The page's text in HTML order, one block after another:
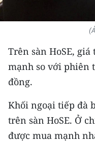
TRI THỨC CHUYÊN
54 DÂN TỘC VIỆT NAM
CHƯƠNG TRÌNH
RADIO
Trên sàn HoSE,
mạnh so với phiên
đồng.
Khối ngoại tiếp đà
trên sàn HoSE. Ở
được mua mạnh